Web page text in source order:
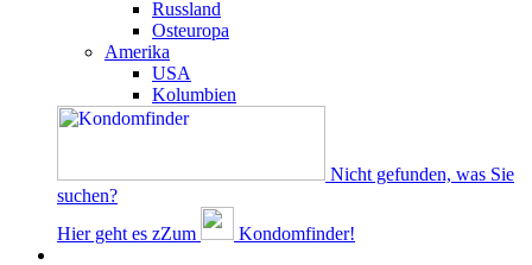
Russland
Osteuropa
Amerika
USA
Kolumbien
Nicht gefunden, was Sie
suchen?
Hier geht es zZum
Kondomfinder!